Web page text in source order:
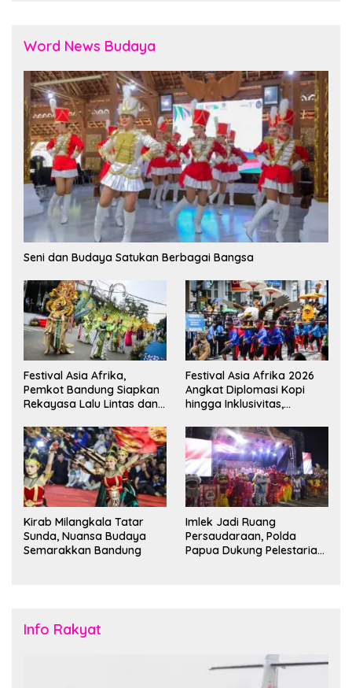
Word News Budaya
Seni dan Budaya Satukan Berbagai Bangsa
Festival Asia Afrika,
Pemkot Bandung Siapkan
Rekayasa Lalu Lintas dan
Festival Asia Afrika 2026
Angkat Diplomasi Kopi
hingga Inklusivitas,
Duta Besar
Kirab Milangkala Tatar
Sunda, Nuansa Budaya
Semarakkan Bandung
Imlek Jadi Ruang
Persaudaraan, Polda
Papua Dukung Pelestarian
Info Rakyat